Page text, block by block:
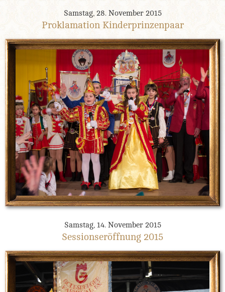
Samstag, 28. November 2015
Proklamation Kinderprinzenpaar
Samstag, 14. November 2015
Sessionseröffnung 2015